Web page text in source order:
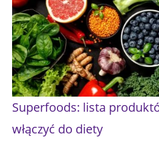
Superfoods: lista
włączyć do diety